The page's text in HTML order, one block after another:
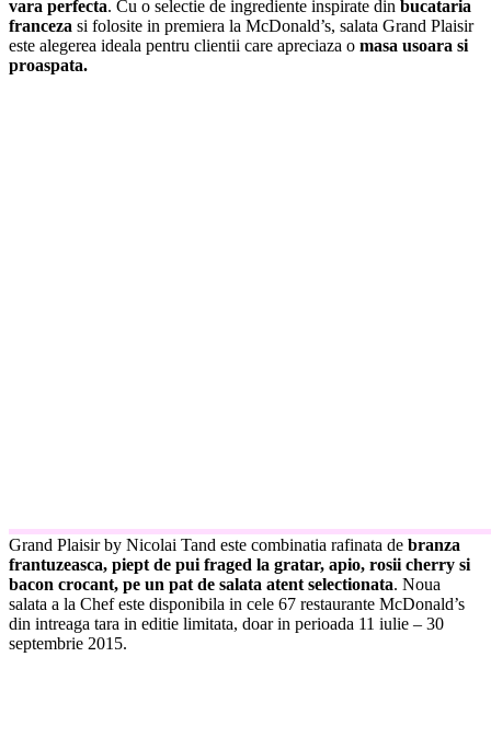
vara perfecta. Cu o selectie de ingrediente inspirate din bucataria
franceza si folosite in premiera la McDonald’s, salata Grand Plaisir
este alegerea ideala pentru clientii care apreciaza o masa usoara si
proaspata.
Grand Plaisir by Nicolai Tand este combinatia rafinata de branza
frantuzeasca, piept de pui fraged la gratar, apio, rosii cherry si
bacon crocant, pe un pat de salata atent selectionata. Noua
salata a la Chef este disponibila in cele 67 restaurante McDonald’s
din intreaga tara in editie limitata, doar in perioada 11 iulie – 30
septembrie 2015.